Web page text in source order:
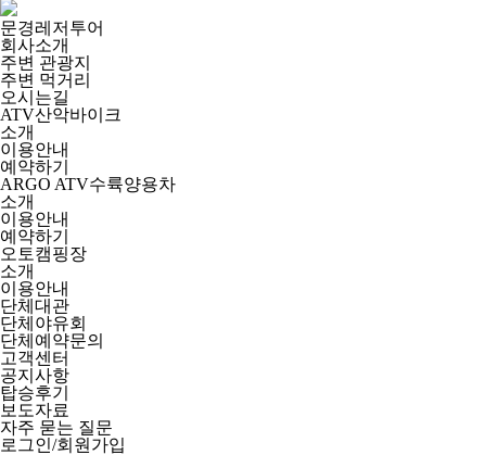
문경레저투어
회사소개
주변 관광지
주변 먹거리
오시는길
ATV산악바이크
소개
이용안내
예약하기
ARGO ATV수륙양용차
소개
이용안내
예약하기
오토캠핑장
소개
이용안내
단체대관
단체야유회
단체예약문의
고객센터
공지사항
탑승후기
보도자료
자주 묻는 질문
로그인/회원가입